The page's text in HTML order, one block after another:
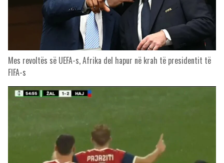
Mes revoltës së UEFA-s, Afrika del hapur në krah të presidentit të
FIFA-s